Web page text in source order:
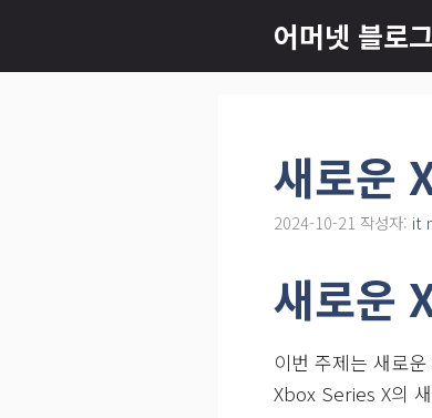
츠
어머넷 블로그
새로운
2024-10-21 작성자: it
새로운
이번 주제는 새로
Xbox Series X의